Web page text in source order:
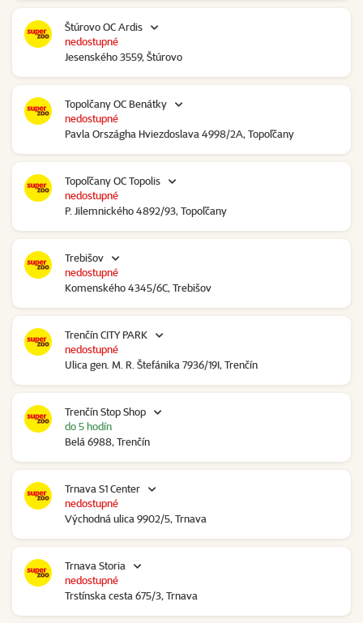
Štúrovo OC Ardis
Jesenského 3559, Štúrovo
nedostupné
Topolčany OC Benátky
Pavla Országha Hviezdoslava 4998/2A, Topoľčany
nedostupné
Topoľčany OC Topolis
P. Jilemnického 4892/93, Topoľčany
nedostupné
Trebišov
Komenského 4345/6C, Trebišov
nedostupné
Trenčín CITY PARK
Ulica gen. M. R. Štefánika 7936/19I, Trenčín
nedostupné
Trenčín Stop Shop
Belá 6988, Trenčín
do 5 hodín
Trnava S1 Center
Východná ulica 9902/5, Trnava
nedostupné
Trnava Storia
Trstínska cesta 675/3, Trnava
nedostupné